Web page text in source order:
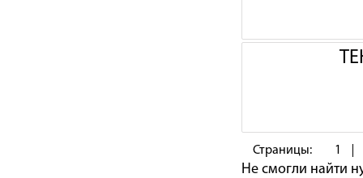
Страницы: 1
Не смогли найти